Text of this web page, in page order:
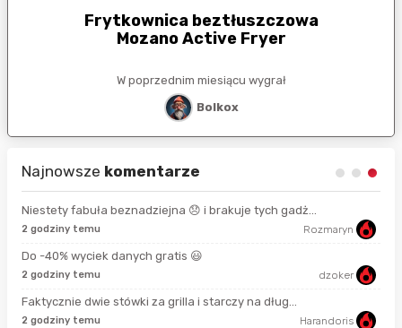
Frytkownica beztłuszczowa
Mozano Active Fryer
W poprzednim miesiącu wygrał
Bolkox
Najnowsze komentarze
Niestety fabuła beznadziejna 😞 i brakuje tych gadż...
2 godziny temu Rozmaryn
Do -40% wyciek danych gratis 😃
2 godziny temu dzoker
Faktycznie dwie stówki za grilla i starczy na dług...
2 godziny temu Harandoris